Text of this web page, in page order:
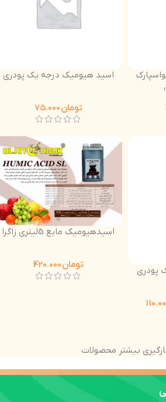
اسید هیومیک درجه یک پودری
تومان
پودری
اسیدهیومیک مایع 5لیتری زاگرا
تومان
بیشتر محصولات